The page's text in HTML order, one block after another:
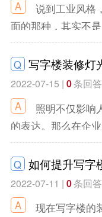
说到工业风格
面的那种，其实不
写字楼的装修也不
帜。
Q 写字楼装修灯
2022-07-15 | 0条回答
照明不仅影响
的表达。那么在企
企业形象的一种表
Q 如何提升写字
2022-07-11 | 0条回答
现在写字楼的